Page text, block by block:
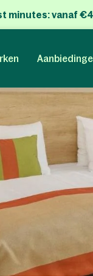
minutes:vanaf